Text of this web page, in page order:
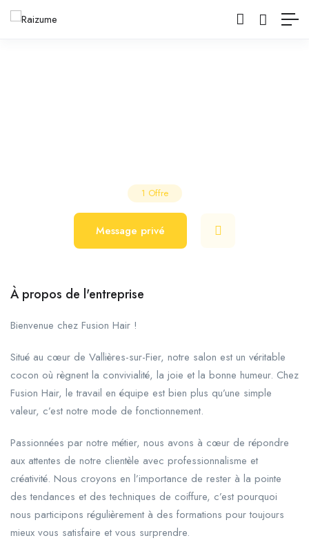
1 Offre
Message privé
À propos de l'entreprise
Bienvenue chez Fusion Hair !
Situé au cœur de Vallières-sur-Fier, notre salon est un véritable
cocon où règnent la convivialité, la joie et la bonne humeur. Chez
Fusion Hair, le travail en équipe est bien plus qu’une simple
valeur, c’est notre mode de fonctionnement.
Passionnées par notre métier, nous avons à cœur de répondre
aux attentes de notre clientèle avec professionnalisme et
créativité. Nous croyons en l’importance de rester à la pointe
des tendances et des techniques de coiffure, c’est pourquoi
nous participons régulièrement à des formations pour toujours
mieux vous satisfaire et vous surprendre.